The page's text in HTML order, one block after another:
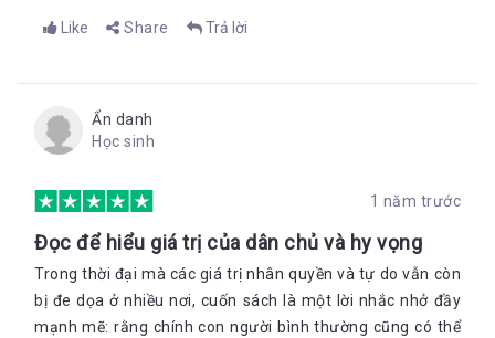
Like Share Trả lời
Ẩn danh
Học sinh
1 năm trước
Đọc để hiểu giá trị của dân chủ và hy vọng
Trong thời đại mà các giá trị nhân quyền và tự do vẫn còn
bị đe dọa ở nhiều nơi, cuốn sách là một lời nhắc nhở đầy
mạnh mẽ: rằng chính con người bình thường cũng có thể